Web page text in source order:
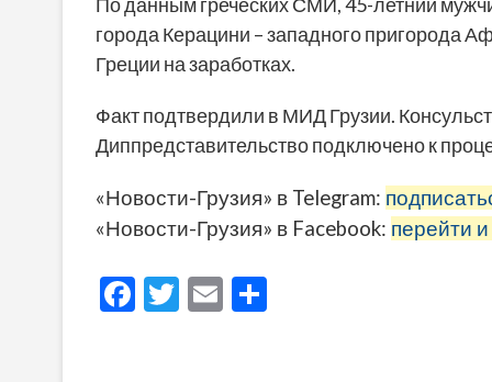
города Керацини – западного пригорода
Греции на заработках.
Факт подтвердили в МИД Грузии.
Диппредставительство подключено к
«Новости-Грузия» в Telegram:
«Новости-Грузия» в Facebook: перейти и
F
T
E